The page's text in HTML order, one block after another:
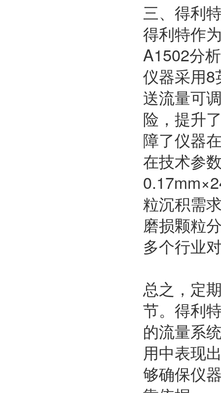
三、得利
得利特作
A1502分
仪器采用8
送流量可
险，提升
障了仪器
在技术参
粒沉积需
磨损颗粒
多个行业
总之，定
节。得利
的流量系
用中表现
够确保仪